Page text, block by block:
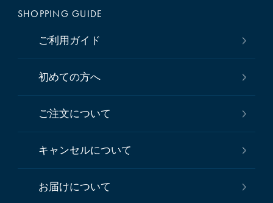
SHOPPING GUIDE
ご利用ガイド
初めての方へ
ご注文について
キャンセルについて
お届けについて